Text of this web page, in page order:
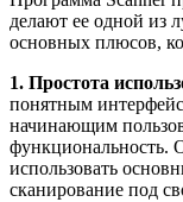
делают ее одной из
основных плюсов,
1. Простота
понятным
начинающим
функциональность.
использовать
сканирование под